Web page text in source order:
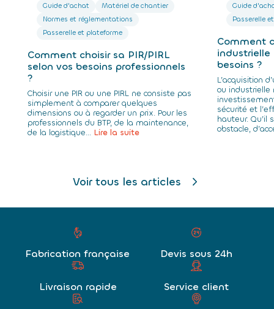
Guide d'achat
Matériel de chantier
Normes et réglementations
Passerelle et plateforme
Comment choisir sa PIR/PIRL
selon vos besoins professionnels
?
Choisir une PIR ou une PIRL ne consiste pas
simplement à comparer quelques
dimensions ou à regarder un prix. Pour les
professionnels du BTP, de la maintenance,
de la logistique... Lire la suite
Guide
Passerelle
Comment
besoins ?
L’acquisition
ou industrielle
sécurité et
hauteur. Qu’il
obstacle,
Voir tous les articles
Fabrication française Devis sous 24h
Livraison rapide Service client